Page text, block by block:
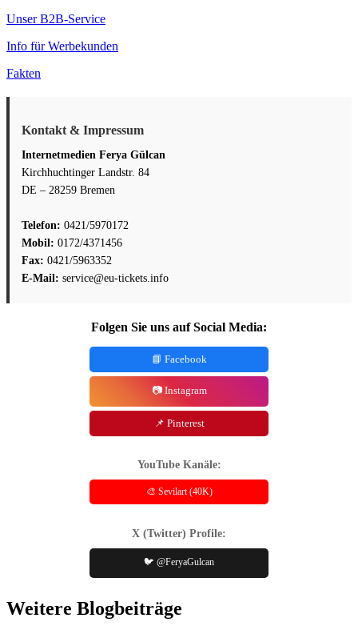
Unser B2B-Service
Info für Werbekunden
Fakten
Kontakt & Impressum
Internetmedien Ferya Gülcan
Kirchhuchtinger Landstr. 84
DE – 28259 Bremen
Telefon: 0421/5970172
Mobil: 0172/4371456
Fax: 0421/5963352
E-Mail: service@eu-tickets.info
Folgen Sie uns auf Social Media:
📘 Facebook
📷 Instagram
📌 Pinterest
YouTube Kanäle:
🎨 Sevilart (40K)
X (Twitter) Profile:
🐦 @FeryaGulcan
Weitere Blogbeiträge